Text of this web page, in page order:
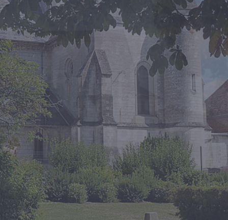
Rencontrez
qui donnent
à notre
commune.
de proximité, entrepreneur, service....
ON VOUS LES PRÉSENTE !